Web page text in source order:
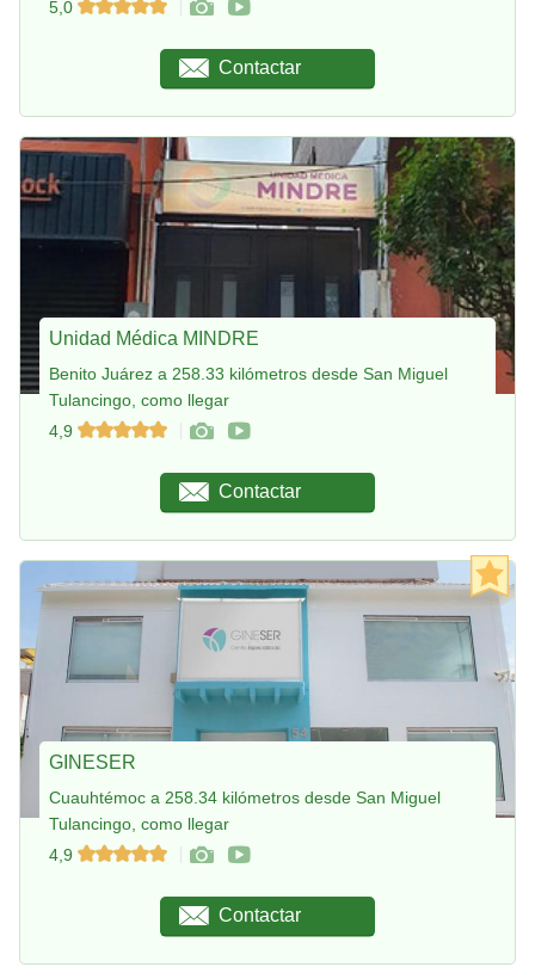
5,0
Contactar
Unidad Médica MINDRE
Benito Juárez a 258.33 kilómetros desde San Miguel
Tulancingo, como llegar
4,9
Contactar
GINESER
Cuauhtémoc a 258.34 kilómetros desde San Miguel
Tulancingo, como llegar
4,9
Contactar